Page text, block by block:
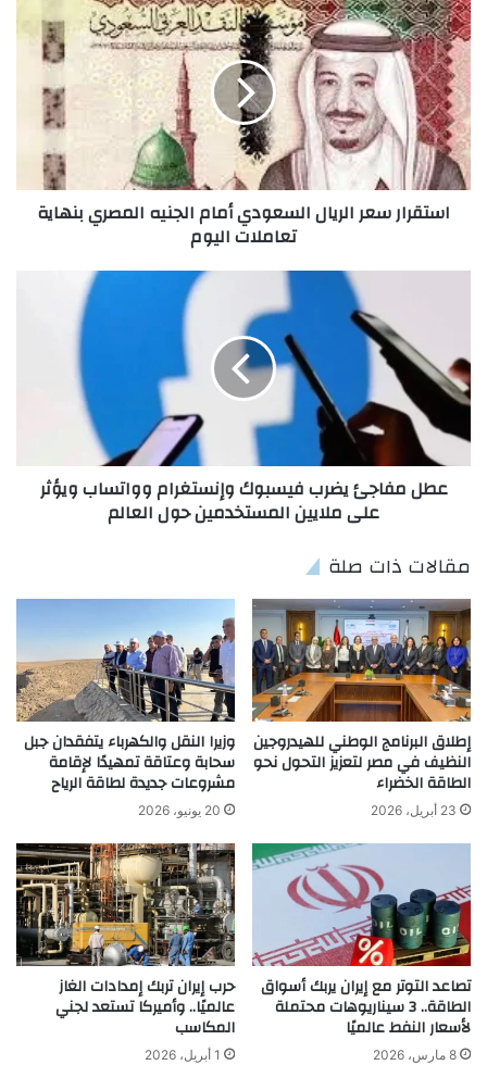
استقرار سعر الريال السعودي أمام الجنيه المصري بنهاية
تعاملات اليوم
عطل مفاجئ يضرب فيسبوك وإنستغرام وواتساب ويؤثر
على ملايين المستخدمين حول العالم
مقالات ذات صلة
إطلاق البرنامج الوطني للهيدروجين
النظيف في مصر لتعزيز التحول نحو
الطاقة الخضراء
23 أبريل، 2026
وزيرا النقل والكهرباء يتفقدان جبل
سحابة وعتاقة تمهيدًا لإقامة
مشروعات جديدة لطاقة الرياح
20 يونيو، 2026
تصاعد التوتر مع إيران يربك أسواق
الطاقة.. 3 سيناريوهات محتملة
لأسعار النفط عالميًا
8 مارس، 2026
حرب إيران تربك إمدادات الغاز
عالميًا.. وأميركا تستعد لجني
المكاسب
1 أبريل، 2026